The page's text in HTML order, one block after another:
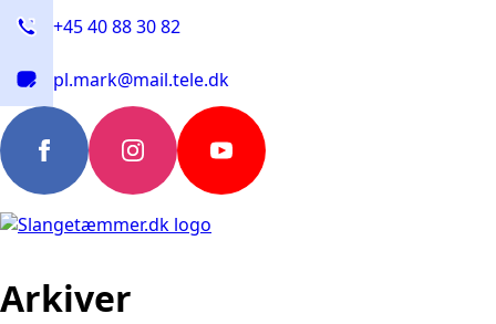
+45 40 88 30 82
pl.mark@mail.tele.dk
Arkiver